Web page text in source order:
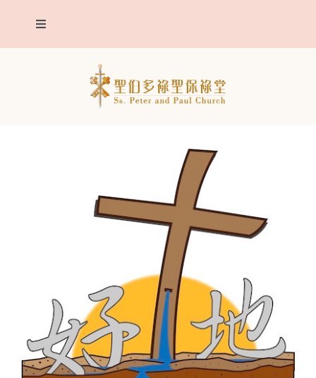
content
Toggle
Navigation
聯絡我們